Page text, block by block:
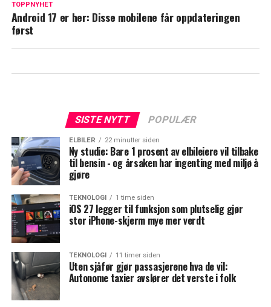
TOPPNYHET
Android 17 er her: Disse mobilene får oppdateringen
først
SISTE NYTT POPULÆR
ELBILER 22 minutter siden
Ny studie: Bare 1 prosent av elbileiere vil tilbake
til bensin - og årsaken har ingenting med miljø å
gjøre
TEKNOLOGI 1 time siden
iOS 27 legger til funksjon som plutselig gjør
stor iPhone-skjerm mye mer verdt
TEKNOLOGI 11 timer siden
Uten sjåfør gjør passasjerene hva de vil:
Autonome taxier avslører det verste i folk